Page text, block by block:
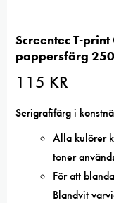
Screentec T-
pappersfärg
115 KR
Serigrafifärg i
Alla kulörer
toner
För att
Blandvit